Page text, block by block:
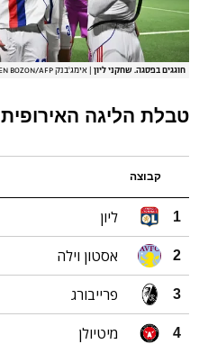
חוגגים בפסגה. שחקני ליון אימג'בנק GettyImages, SEBASTIEN BOZON/AFP
טבלת הליגה האירופית 2025/26
קבוצה
1 ליון
2 אסטון וילה
3 פרייבורג
4 מיטיולן